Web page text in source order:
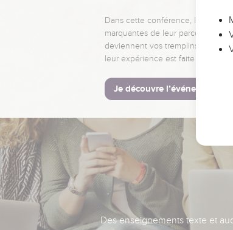
Dans cette conférence, leaders,
marquantes de leur parcours et
deviennent vos tremplins. Que
leur expérience est faite pour vous.
Je découvre l’événement
Des enseignements texte et